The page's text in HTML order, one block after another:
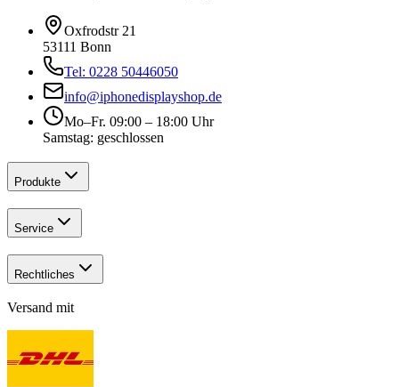
Oxfrodstr 21
53111 Bonn
Tel: 0228 50446050
info@iphonedisplayshop.de
Mo–Fr. 09:00 – 18:00 Uhr
Samstag: geschlossen
Produkte
Service
Rechtliches
Versand mit